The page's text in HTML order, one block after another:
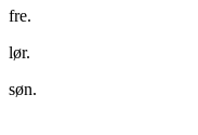
fre.
lør.
søn.